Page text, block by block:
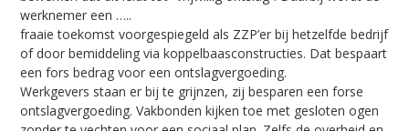
werknemer een …..
fraaie toekomst voorgespiegeld als ZZP’er bij hetzelfde bedrijf
of door bemiddeling via koppelbaasconstructies. Dat bespaart
een fors bedrag voor een ontslagvergoeding.
Werkgevers staan er bij te grijnzen, zij besparen een forse
ontslagvergoeding. Vakbonden kijken toe met gesloten ogen